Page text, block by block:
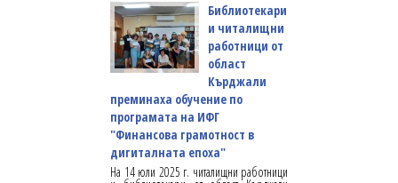
Библиотекари
и читалищни
работници от
област
Кърджали
преминаха обучение по
програмата на ИФГ
"Финансова грамотност в
дигиталната епоха"
На 14 юли 2025 г. читалищни работници